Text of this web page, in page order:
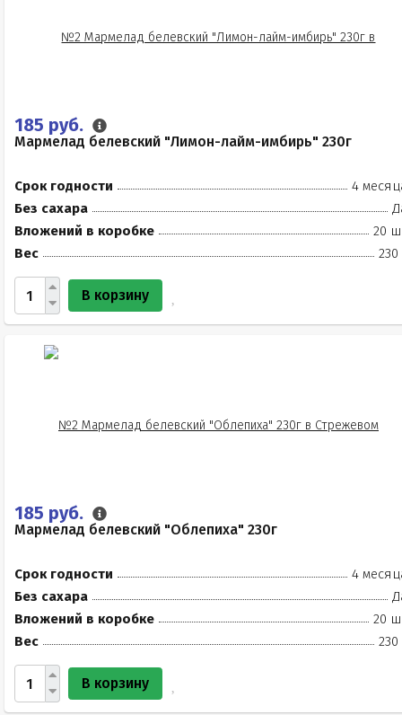
185 руб.
Мармелад белевский "Лимон-лайм-имбирь" 230г
Срок годности
4
Без сахара
Вложений в коробке
20
Вес
230
В корзину
185 руб.
Мармелад белевский "Облепиха" 230г
Срок годности
4
Без сахара
Вложений в коробке
20
Вес
230
В корзину